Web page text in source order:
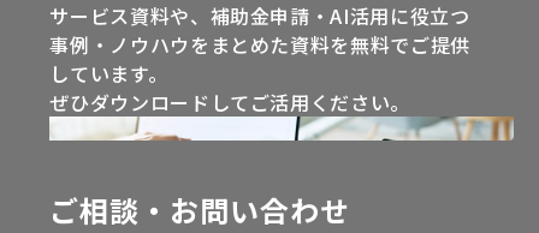
サービス資料や、補助金申請・AI活用に役立つ
事例・ノウハウをまとめた資料を無料でご提供
しています。
ぜひダウンロードしてご活用ください。
ご相談・お問い合わせ